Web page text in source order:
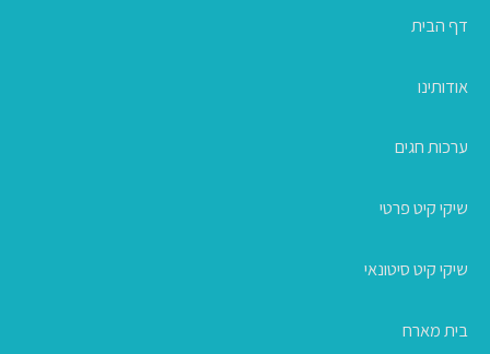
דף הבית
אודותינו
ערכות חגים
שיקי קיט פרטי
שיקי קיט סיטונאי
בית מארח